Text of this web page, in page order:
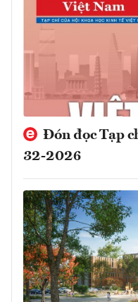
Đón đọc Tạp
32-2026